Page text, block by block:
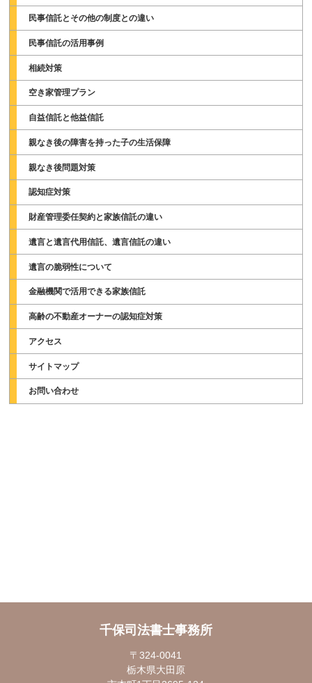
民事信託とその他の制度との違い
民事信託の活用事例
相続対策
空き家管理プラン
自益信託と他益信託
親なき後の障害を持った子の生活保障
親なき後問題対策
認知症対策
財産管理委任契約と家族信託の違い
遺言と遺言代用信託、遺言信託の違い
遺言の脆弱性について
金融機関で活用できる家族信託
高齢の不動産オーナーの認知症対策
アクセス
サイトマップ
お問い合わせ
千保司法書士事務所
〒324-0041
栃木県大田原